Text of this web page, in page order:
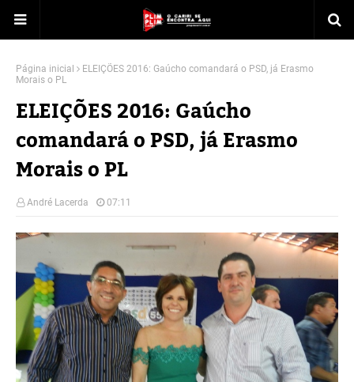
Página inicial
ELEIÇÕES 2016: Gaúcho comandará o PSD, já Erasmo
Morais o PL
ELEIÇÕES 2016: Gaúcho
comandará o PSD, já Erasmo
Morais o PL
André Lacerda 07:11